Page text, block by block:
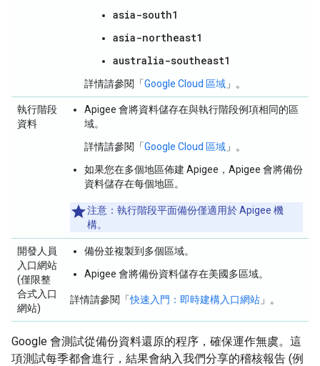
asia-south1
asia-northeast1
australia-southeast1
詳情請參閱「Google Cloud 區域 」。
執行階段
資料
Apigee 會將資料儲存在與執行階段例項相同的區
域。
詳情請參閱「Google Cloud 區域 」。
如果您在多個地區佈建 Apigee，Apigee 會將備份
資料儲存在每個地區。
注意： 執行階段平面備份僅適用於 Apigee 機
構。
開發人員
入口網站
(僅限整
合式入口
網站)
備份並複製到多個區域。
Apigee 會將備份資料儲存在美國多區域。
詳情請參閱「快速入門：即時建構入口網站 」。
Google 會測試從備份資料還原的程序，確保運作無虞。這
項測試每季都會進行，結果會納入我們分享的稽核報告 (例